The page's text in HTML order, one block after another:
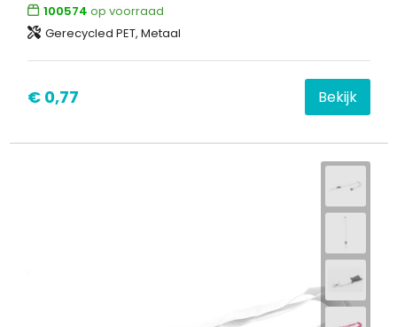
100574 op voorraad
Gerecycled PET, Metaal
€ 0,77 Bekijk